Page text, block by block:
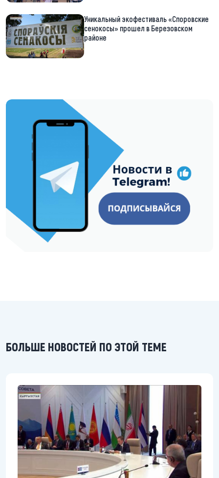
Уникальный экофестиваль «Споровские
сенокосы» прошел в Березовском
районе
https://t.me/minskctvby
БОЛЬШЕ НОВОСТЕЙ ПО ЭТОЙ ТЕМЕ